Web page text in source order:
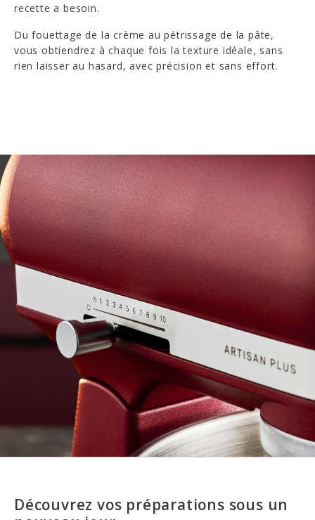
recette a besoin.
Du fouettage de la crème au pétrissage de la pâte,
vous obtiendrez à chaque fois la texture idéale, sans
rien laisser au hasard, avec précision et sans effort.
Découvrez vos préparations sous un